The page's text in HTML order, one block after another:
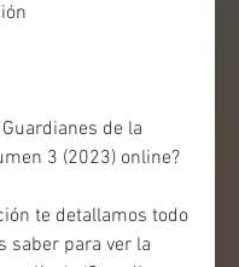
3 (2023) online?
saber para ver la